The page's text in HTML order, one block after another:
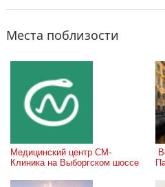
Места поблизости
Медицинский центр СМ-
Клиника на Выборгском шоссе